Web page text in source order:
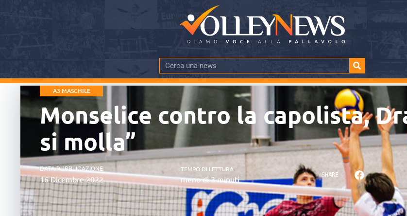
A3 MASCHILE
Monselice contro la capolista,
si molla”
DATA PUBBLICAZIONE
16 Dicembre 2022
TEMPO DI LETTURA
meno di 3 minuti SHARE